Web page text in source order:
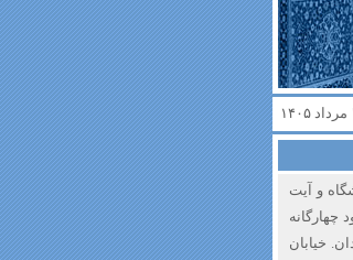
و آیت
. از حدود چهارگانه
خیابان